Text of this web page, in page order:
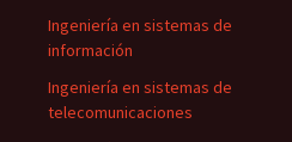
Ingeniería en sistemas de
información
Ingeniería en sistemas de
telecomunicaciones